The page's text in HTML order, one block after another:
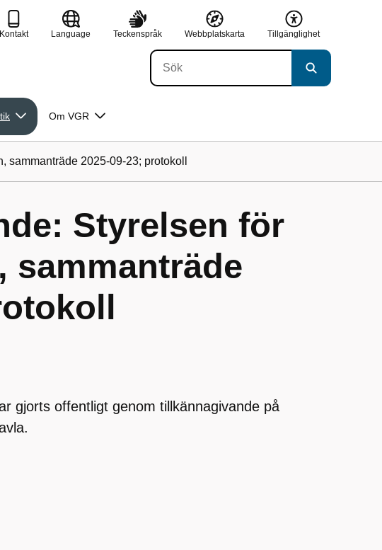
Kontakt Language Teckenspråk Webbplatskarta Tillgänglighet
Om VGR
2025-09-23; protokoll
Styrelsen för
sammanträde
gjorts offentligt genom tillkännagivande på